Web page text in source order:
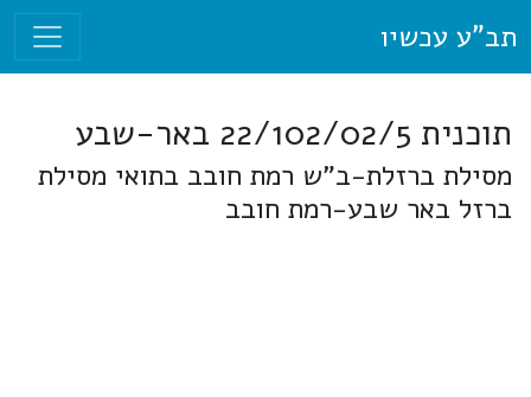
תב"ע עכשיו
תוכנית 22/102/02/5 באר-שבע
מסילת ברזלת-ב"ש רמת חובב בתואי מסילת
ברזל באר שבע-רמת חובב